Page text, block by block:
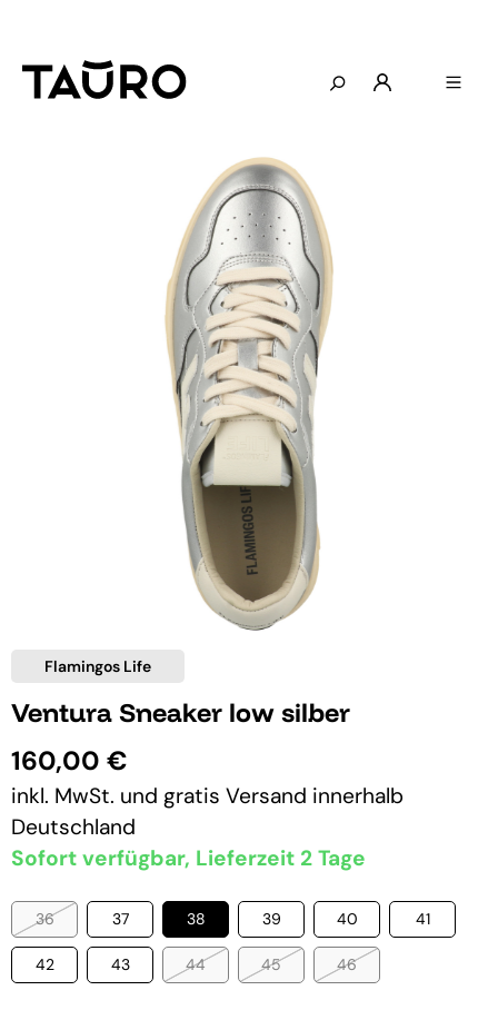
Flamingos Life
Ventura Sneaker low silber
160,00 €
inkl. MwSt. und gratis Versand innerhalb
Deutschland
Sofort verfügbar, Lieferzeit 2 Tage
36 37 38 39 40 41
42 43 44 45 46